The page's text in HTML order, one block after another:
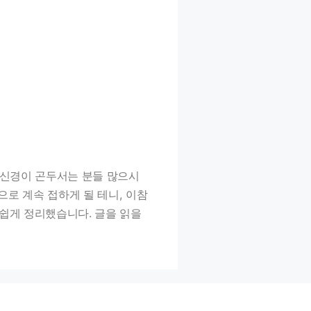
경이 곤두서는 분들 많으시
로 계속 접하게 될 테니, 이참
게 정리했습니다. 글을 읽을